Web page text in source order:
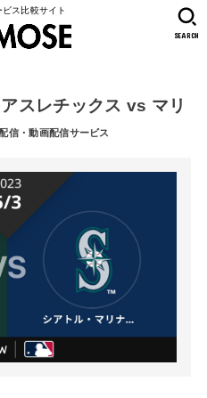
ス比較サイト
SEARCH
スレチックス vs マリ
信・動画配信サービス